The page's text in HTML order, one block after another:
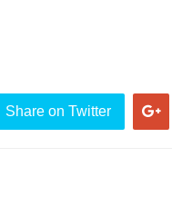
Share on Twitter